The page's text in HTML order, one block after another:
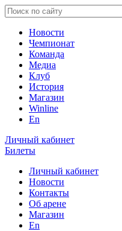
Новости
Чемпионат
Команда
Медиа
Клуб
История
Магазин
Winline
En
Личный кабинет
Билеты
Личный кабинет
Новости
Контакты
Об арене
Магазин
En